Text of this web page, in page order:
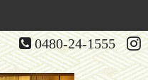
0480-24-1555